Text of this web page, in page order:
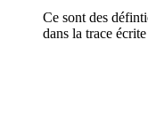
Ce sont des
dans la trace